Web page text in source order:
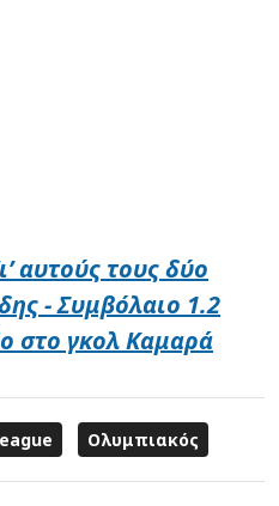
αυτούς τους δύο
- Συμβόλαιο 1.2
στο γκολ Καμαρά
Ολυμπιακός